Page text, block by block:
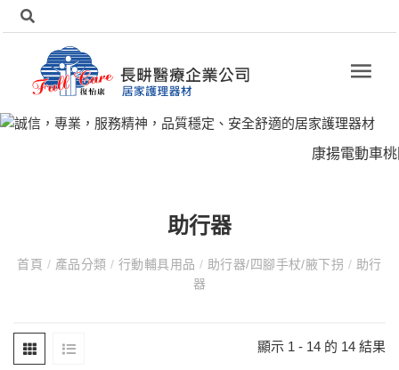
康揚電動車
助行器
首頁 / 產品分類 / 行動輔具用品 / 助行器/四腳手杖/腋下拐 / 助行
器
顯示 1 - 14 的 14 結果